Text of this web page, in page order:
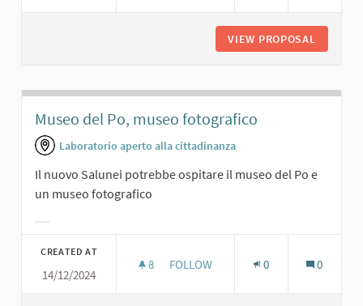
VIEW PROPOSAL
Museo del Po, museo fotografico
Laboratorio aperto alla cittadinanza
Il nuovo Salunei potrebbe ospitare il museo del Po e
un museo fotografico
CREATED AT
14/12/2024
8 8 FOLLOWERS
FOLLOW 0 0